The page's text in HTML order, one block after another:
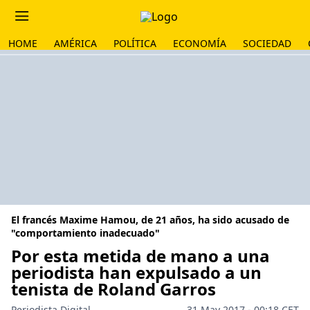
HOME AMÉRICA POLÍTICA ECONOMÍA SOCIEDAD
El francés Maxime Hamou, de 21 años, ha sido acusado de
"comportamiento inadecuado"
Por esta metida de mano a una
periodista han expulsado a un
tenista de Roland Garros